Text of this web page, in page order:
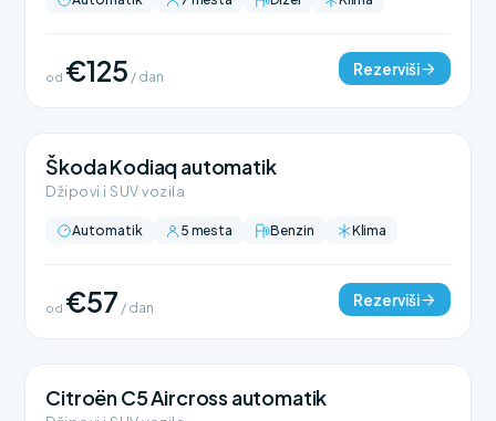
od €125 / dan Rezerviši
Škoda Kodiaq automatik
Džipovi i SUV vozila
Automatik 5 mesta Benzin Klima
od €57 / dan Rezerviši
Citroën C5 Aircross automatik